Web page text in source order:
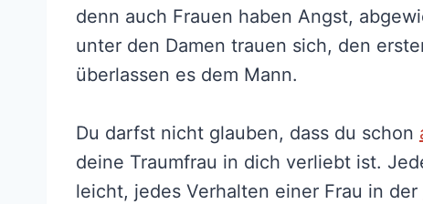
denn auch Frauen haben Angst,
unter den Damen trauen sich, den
überlassen es dem Mann.
Du darfst nicht glauben, dass du schon
deine Traumfrau in dich verliebt ist.
leicht, jedes Verhalten einer Frau in der